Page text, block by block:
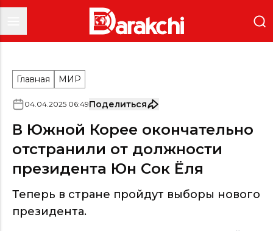
Главная МИР
04.04.2025 06:49Поделиться
В Южной Корее окончательно
отстранили от должности
президента Юн Сок Ёля
Теперь в стране пройдут выборы нового
президента.